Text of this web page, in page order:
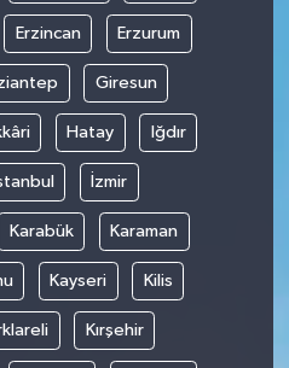
Erzincan Erzurum
Giresun
Hatay Iğdır
İzmir
Karabük Karaman
Kayseri Kilis
Kırşehir